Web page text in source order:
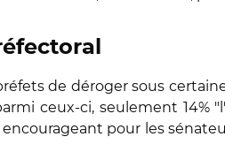
de déroger sous
ceux-ci, seulement
pour les